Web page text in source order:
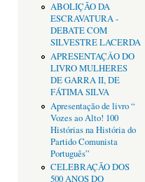
ABOLIÇÃO DA
ESCRAVATURA -
DEBATE COM
SILVESTRE LACERDA
APRESENTAÇÂO DO
LIVRO MULHERES
DE GARRA II, DE
FÁTIMA SILVA
Apresentação de livro “
Vozes ao Alto! 100
Histórias na História do
Partido Comunista
Português”
CELEBRAÇÃO DOS
500 ANOS DO